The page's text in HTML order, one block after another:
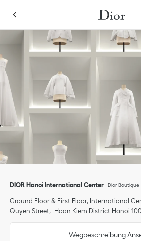
DIOR Hanoi International Center Dior Boutique
Ground Floor & First Floor, International
Quyen Street
Hoan Kiem District Hanoi
Wegbeschreibung